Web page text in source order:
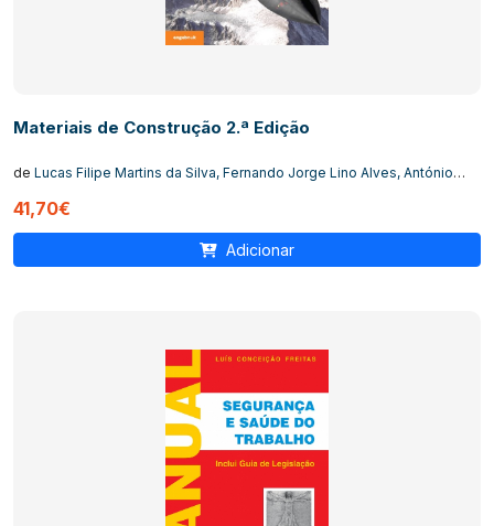
Materiais de Construção 2.ª Edição
de Lucas Filipe Martins da Silva, Fernando Jorge Lino Alves, António
41,70€
Adicionar